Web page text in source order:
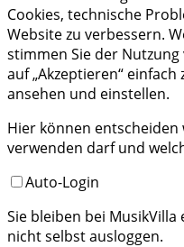
Cookies, technische
Website zu verbessern.
stimmen Sie der
auf „Akzeptieren“ einfach
ansehen und einstellen.
Hier können entscheiden
verwenden darf und
Auto-Login
Sie bleiben bei MusikVilla
nicht selbst ausloggen.